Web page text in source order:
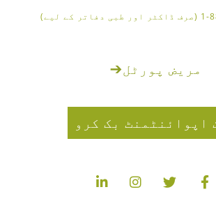
کے لیے)
مریض پورٹل➔
اپوائنٹمنٹ بک کرو